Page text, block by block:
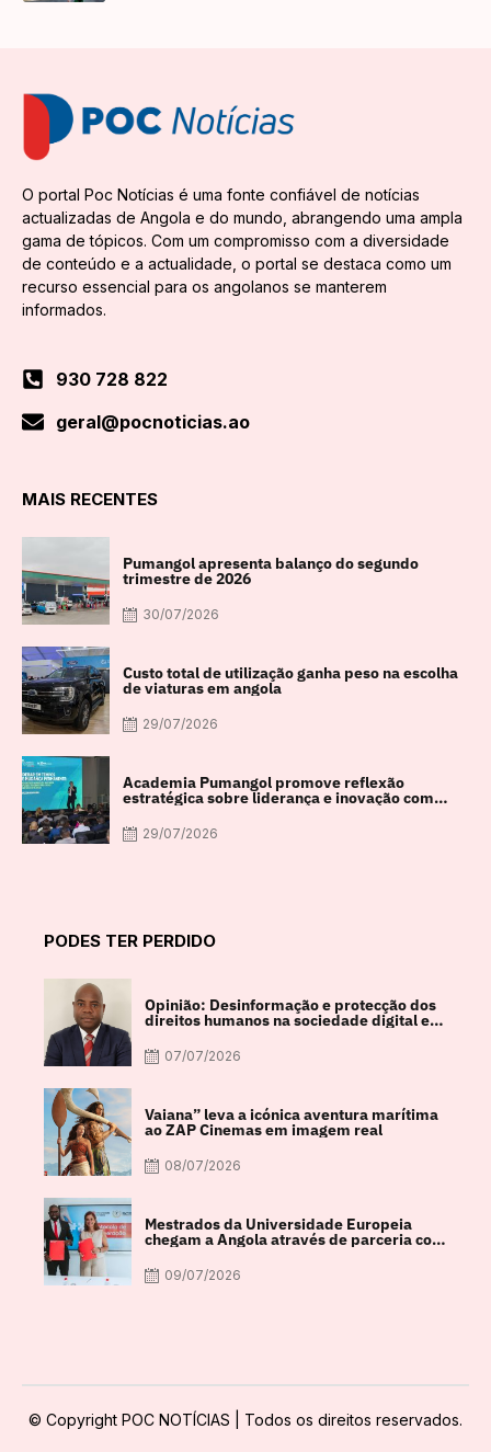
O portal Poc Notícias é uma fonte confiável de notícias
actualizadas de Angola e do mundo, abrangendo uma ampla
gama de tópicos. Com um compromisso com a diversidade
de conteúdo e a actualidade, o portal se destaca como um
recurso essencial para os angolanos se manterem
informados.
930 728 822
geral@pocnoticias.ao
MAIS RECENTES
Pumangol apresenta balanço do segundo
trimestre de 2026
30/07/2026
Custo total de utilização ganha peso na escolha
de viaturas em angola
29/07/2026
Academia Pumangol promove reflexão
estratégica sobre liderança e inovação com
29/07/2026
PODES TER PERDIDO
Opinião: Desinformação e protecção dos
direitos humanos na sociedade digital em
07/07/2026
Vaiana” leva a icónica aventura marítima
ao ZAP Cinemas em imagem real
08/07/2026
Mestrados da Universidade Europeia
chegam a Angola através de parceria com
09/07/2026
© Copyright POC NOTÍCIAS | Todos os direitos reservados.